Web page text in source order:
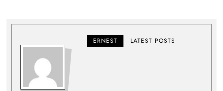
ERNEST LATEST POSTS